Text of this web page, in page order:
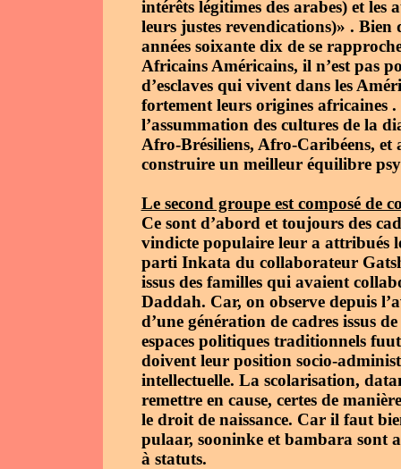
intérêts légitimes des arabes) et les
leurs justes revendications)» . Bien
années soixante dix de se
Africains Américains, il n’est pas
d’esclaves qui vivent dans les
fortement leurs origines africaines
l’assummation des cultures de la
Afro-Brésiliens, Afro-Caribéens, et
construire un meilleur équilibre
Le second groupe est composé de
Ce sont d’abord et toujours des
vindicte populaire leur a attribués
parti Inkata du collaborateur
issus des familles qui avaient
Daddah. Car, on observe depuis
d’une génération de cadres issus
espaces politiques traditionnels
doivent leur position socio-
intellectuelle. La scolarisation,
remettre en cause, certes de
le droit de naissance. Car il faut
pulaar, sooninke et bambara sont
à statuts.